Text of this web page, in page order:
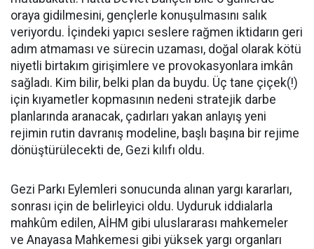
oraya gidilmesini, gençlerle konuşulmasını salık
veriyordu. İçindeki yapıcı seslere rağmen iktidarın geri
adım atmaması ve sürecin uzaması, doğal olarak kötü
niyetli birtakım girişimlere ve provokasyonlara imkân
sağladı. Kim bilir, belki plan da buydu. Üç tane çiçek(!)
için kıyametler kopmasının nedeni stratejik darbe
planlarında aranacak, çadırları yakan anlayış yeni
rejimin rutin davranış modeline, başlı başına bir rejime
dönüştürülecekti de, Gezi kılıfı oldu.
Gezi Parkı Eylemleri sonucunda alınan yargı kararları,
sonrası için de belirleyici oldu. Uyduruk iddialarla
mahkûm edilen, AİHM gibi uluslararası mahkemeler
ve Anayasa Mahkemesi gibi yüksek yargı organları